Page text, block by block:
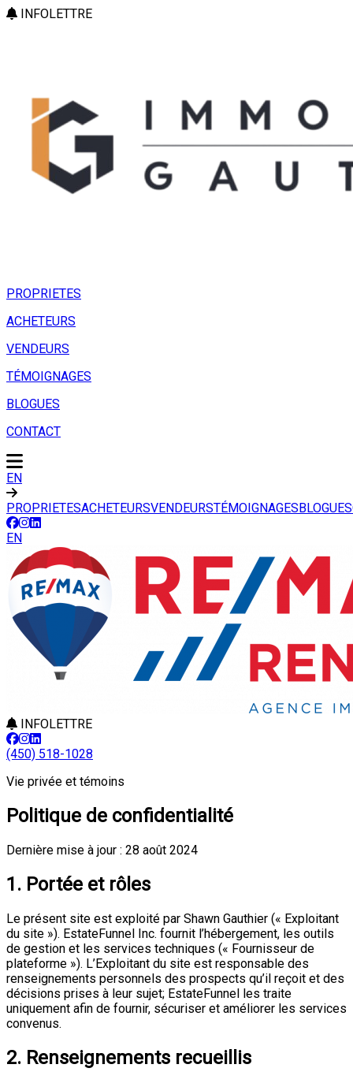
INFOLETTRE
PROPRIETES
ACHETEURS
VENDEURS
TÉMOIGNAGES
BLOGUES
CONTACT
EN
PROPRIETESACHETEURSVENDEURSTÉMOIGNAGESBLOGUES
EN
INFOLETTRE
(450) 518-1028
Vie privée et témoins
Politique de confidentialité
Dernière mise à jour : 28 août 2024
1. Portée et rôles
Le présent site est exploité par Shawn Gauthier (« Exploitant
du site »). EstateFunnel Inc. fournit l’hébergement, les outils
de gestion et les services techniques (« Fournisseur de
plateforme »). L’Exploitant du site est responsable des
renseignements personnels des prospects qu’il reçoit et des
décisions prises à leur sujet; EstateFunnel les traite
uniquement afin de fournir, sécuriser et améliorer les services
convenus.
2. Renseignements recueillis